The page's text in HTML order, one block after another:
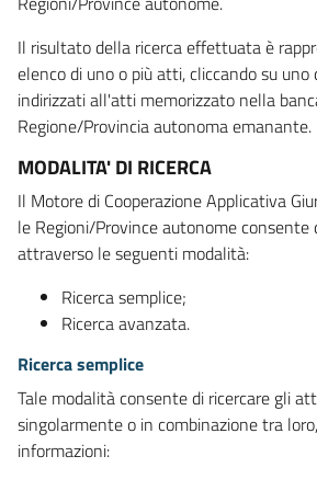
Il risultato della ricerca effettuata è
elenco di uno o più atti, cliccando su uno
indirizzati all'atti memorizzato nella
Regione/Provincia autonoma emanante.
MODALITA' DI RICERCA
Il Motore di Cooperazione Applicativa
le Regioni/Province autonome consente
attraverso le seguenti modalità:
Ricerca semplice;
Ricerca avanzata.
Ricerca semplice
Tale modalità consente di ricercare gli
singolarmente o in combinazione tra
informazioni: